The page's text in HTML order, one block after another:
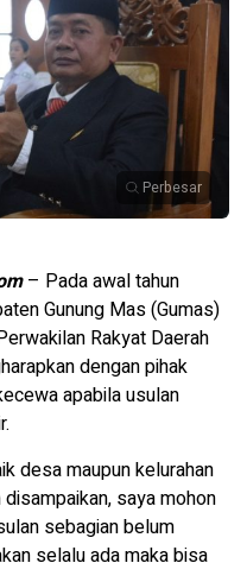
Perbesar
– Pada awal tahun
Gunung Mas (Gumas)
Rakyat Daerah
dengan pihak
apabila usulan
desa maupun kelurahan
saya mohon
sebagian belum
selalu ada maka bisa